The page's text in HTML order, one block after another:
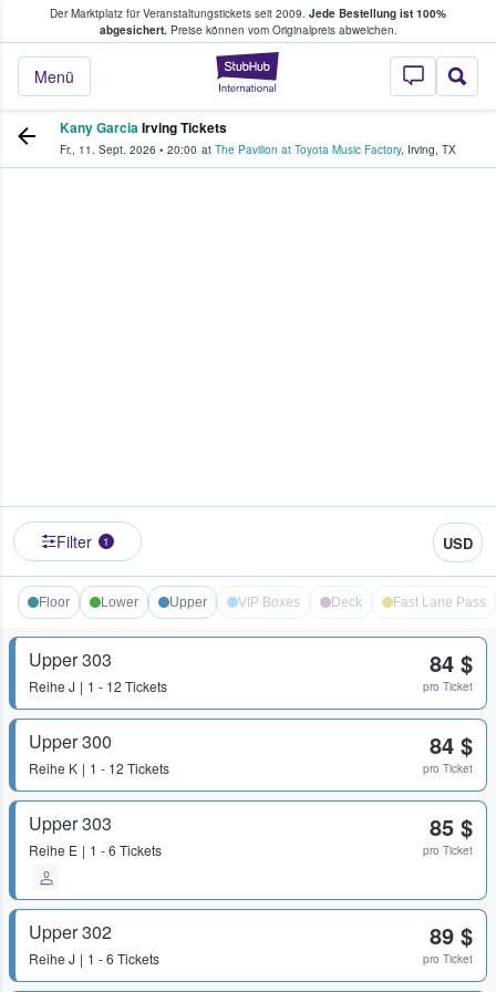
Der Marktplatz für Veranstaltungstickets seit 2009. Jede Bestellung ist 100%
abgesichert.Preise können vom Originalpreis abweichen.
StubHub - Wo
Menü
Tickets kaufen & verkaufen
Kany GarciaIrving Tickets
Fr., 11. Sept. 2026 • 20:00 at The Pavilion at Toyota Music Factory, Irving, TX
Filter 1 USD
Floor Lower Upper VIP Boxes Deck Fast Lane Pass
Upper 303
Reihe J 1 - 12 Tickets
84 $
pro Ticket
Upper 300
Reihe K 1 - 12 Tickets
84 $
pro Ticket
Upper 303
Reihe E 1 - 6 Tickets
85 $
pro Ticket
Upper 302
Reihe J 1 - 6 Tickets
89 $
pro Ticket